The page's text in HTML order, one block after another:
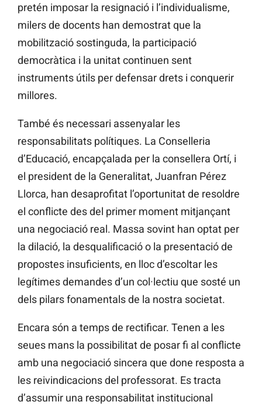
pretén imposar la resignació i l’individualisme,
milers de docents han demostrat que la
mobilització sostinguda, la participació
democràtica i la unitat continuen sent
instruments útils per defensar drets i conquerir
millores.
També és necessari assenyalar les
responsabilitats polítiques. La Conselleria
d’Educació, encapçalada per la consellera Ortí, i
el president de la Generalitat, Juanfran Pérez
Llorca, han desaprofitat l’oportunitat de resoldre
el conflicte des del primer moment mitjançant
una negociació real. Massa sovint han optat per
la dilació, la desqualificació o la presentació de
propostes insuficients, en lloc d’escoltar les
legítimes demandes d’un col·lectiu que sosté un
dels pilars fonamentals de la nostra societat.
Encara són a temps de rectificar. Tenen a les
seues mans la possibilitat de posar fi al conflicte
amb una negociació sincera que done resposta a
les reivindicacions del professorat. Es tracta
d’assumir una responsabilitat institucional